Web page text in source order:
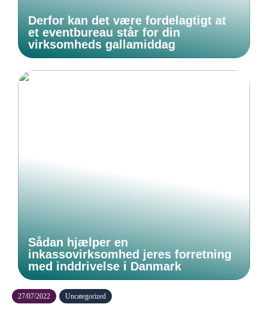
Derfor kan det være fordelagtigt at
et eventbureau står for din
virksomheds gallamiddag
Sådan hjælper en
inkassovirksomhed jeres forretning
med inddrivelse i Danmark
27/07/2022 Uncategorized